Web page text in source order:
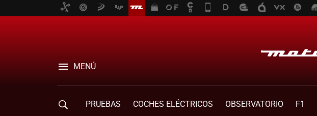
MENÚ
PRUEBAS COCHES ELÉCTRICOS OBSERVATORIO F1